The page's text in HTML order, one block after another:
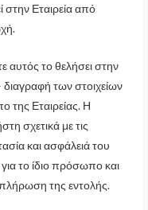
στην Εταιρεία από
αυτός το θελήσει στην
των στοιχείων
της Εταιρείας. Η
σχετικά με τις
και ασφάλειά του
το ίδιο πρόσωπο και
της εντολής.